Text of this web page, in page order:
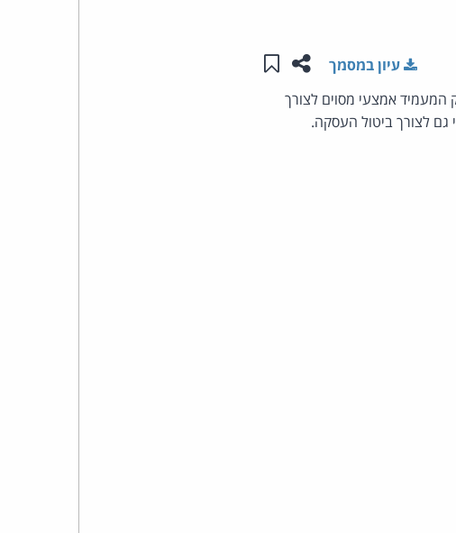
שתפו עמוד זה
שמור ב"תכנים שלי"
עיון במסמך
כי עוסק המעמיד אמצעי מסוים לצורך
לצורך ביטול העסקה.